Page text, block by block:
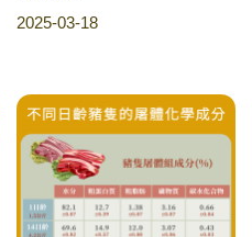
2025-03-18